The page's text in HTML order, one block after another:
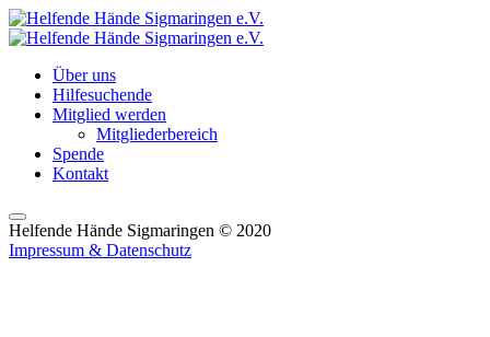
Über uns
Hilfesuchende
Mitglied werden
Mitgliederbereich
Spende
Kontakt
Hauptmenü
Helfende Hände Sigmaringen © 2020
Impressum & Datenschutz